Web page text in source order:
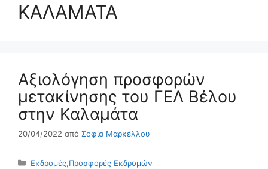
ΚΑΛΑΜΑΤΑ
Αξιολόγηση προσφορών
μετακίνησης του ΓΕΛ Βέλου
στην Καλαμάτα
20/04/2022 από Σοφία Μαρκέλλου
Κατηγορίες
Εκδρομές,Προσφορές Εκδρομών